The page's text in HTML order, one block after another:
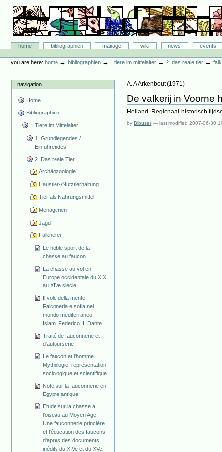
content.
navigation
Bibliographie-Portal
Sectionshome bibliographien manage wiki news
events
tools
you are here: home →bibliographien →i. tiere im mittelalter →2. das reale tier →
navigation
Home
Bibliographien
I. Tiere im Mittelalter
1. Grundlegendes /
Einführendes
2. Das reale Tier
Archäozoologie
Haustier-/Nutztierhaltung
Tier als Nahrungsmittel
Menagerien
Jagd
Falknerei
Le noble sport de la
chasse au faucon
La chasse au vol en
Europe occidentale du XIX
au XIVe siècle
Il volo della mente.
Falconeria e sofia nel
mondo mediterraneo:
Islam, Federico II, Dante
Traité de fauconnerie et
d'autourserie
Le faucon et l'homme.
Mythologie, représentation
sociologique et scientifique
Note sur la fauconnerie en
Egypte antique
Etude sur la chasse à
l'oiseau au Moyen Age.
Une fauconnerie princière
et l'éducation des faucons
d'après des documents
inédits du XIVe et du XVe
A. A Arkenbout(1971)
De valkerij in Voorne
Holland. Regionaal-historisch
byBibuser —last modified2007-06-30